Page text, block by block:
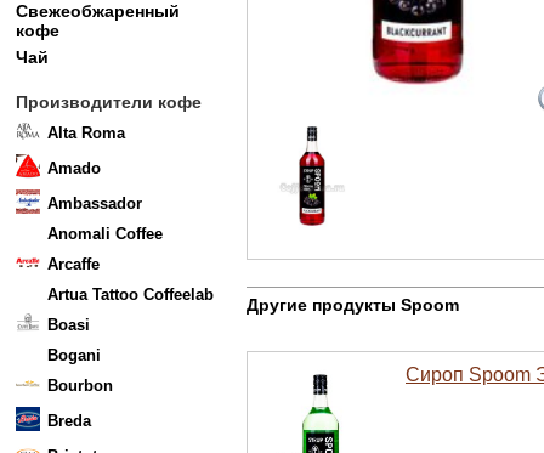
Свежеобжаренный
кофе
Чай
Производители кофе
Alta Roma
Amado
Ambassador
Anomali Coffee
Arcaffe
Artua Tattoo Coffeelab
Boasi
Bogani
Bourbon
Breda
Другие продукты Spoom
Сироп Spoom